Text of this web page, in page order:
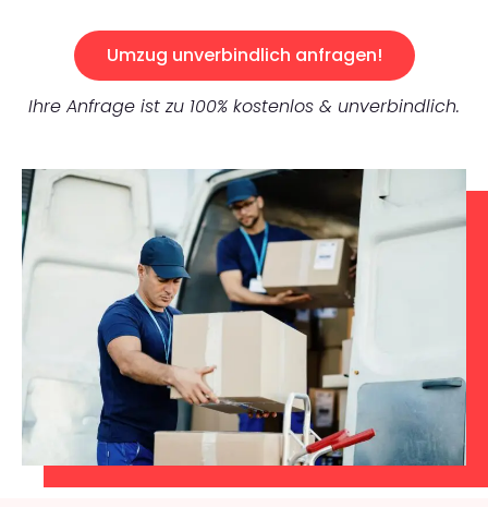
Umzug unverbindlich anfragen!
Ihre Anfrage ist zu 100% kostenlos & unverbindlich.